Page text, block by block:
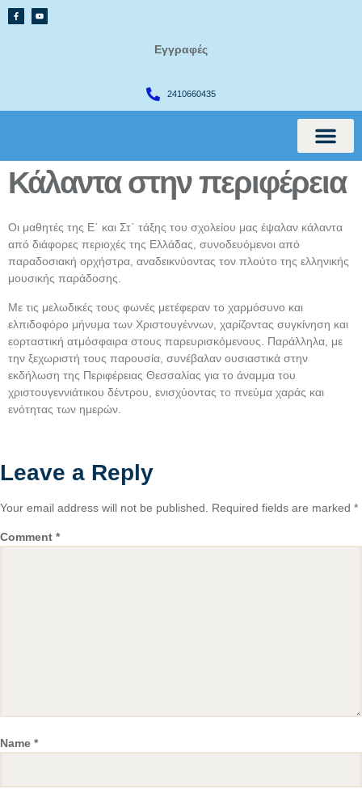
Εγγραφές
2410660435
Κάλαντα στην περιφέρεια
Οι μαθητές της Ε΄ και Στ΄ τάξης του σχολείου μας έψαλαν κάλαντα
από διάφορες περιοχές της Ελλάδας, συνοδευόμενοι από
παραδοσιακή ορχήστρα, αναδεικνύοντας τον πλούτο της ελληνικής
μουσικής παράδοσης.
Με τις μελωδικές τους φωνές μετέφεραν το χαρμόσυνο και
ελπιδοφόρο μήνυμα των Χριστουγέννων, χαρίζοντας συγκίνηση και
εορταστική ατμόσφαιρα στους παρευρισκόμενους. Παράλληλα, με
την ξεχωριστή τους παρουσία, συνέβαλαν ουσιαστικά στην
εκδήλωση της Περιφέρειας Θεσσαλίας για το άναμμα του
χριστουγεννιάτικου δέντρου, ενισχύοντας το πνεύμα χαράς και
ενότητας των ημερών.
Leave a Reply
Your email address will not be published. Required fields are marked *
Comment *
Name *